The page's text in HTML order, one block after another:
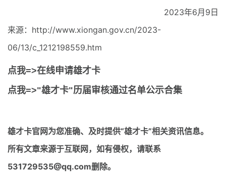
2023年6月9日
来源：http://www.xiongan.gov.cn/2023-
06/13/c_1212198559.htm
点我=>在线申请雄才卡
点我=>"雄才卡"历届审核通过名单公示合集
雄才卡官网为您准确、及时提供“雄才卡”相关资讯信息。
所有文章来源于互联网，如有侵权，请联系
531729535@qq.com删除。